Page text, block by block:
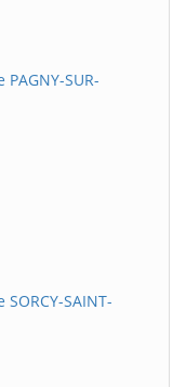
SUR-
SAINT-